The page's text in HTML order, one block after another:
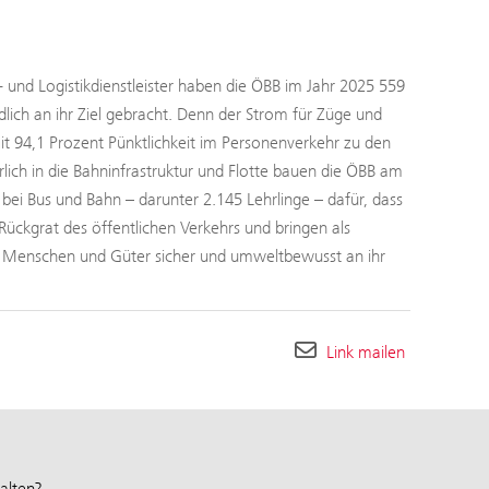
Logistikdienstleister haben die ÖBB im Jahr 2025 559
an ihr Ziel gebracht. Denn der Strom für Züge und
94,1 Prozent Pünktlichkeit im Personenverkehr zu den
in die Bahninfrastruktur und Flotte bauen die ÖBB am
Bus und Bahn – darunter 2.145 Lehrlinge – dafür, dass
des öffentlichen Verkehrs und bringen als
und Güter sicher und umweltbewusst an ihr
Link mailen